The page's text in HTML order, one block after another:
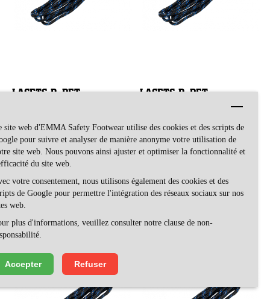
site web d'EMMA Safety Footwear utilise des cookies et des scripts de
pour suivre et analyser de manière anonyme votre utilisation de
site web. Nous pouvons ainsi ajuster et optimiser la fonctionnalité et
du site web.
votre consentement, nous utilisons également des cookies et des
de Google pour permettre l'intégration des réseaux sociaux sur nos
web.
plus d'informations, veuillez consulter notre clause de non-
Accepter Refuser
LACETS R-PET
VETERS
LACETS R-PET
VETERS